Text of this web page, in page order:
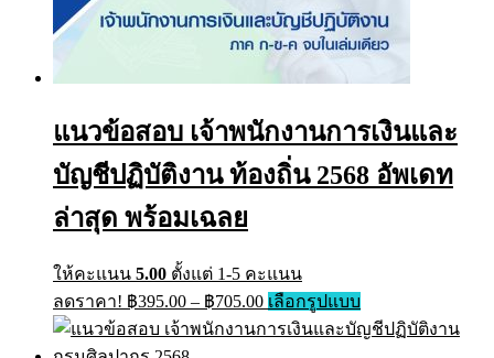
แนวข้อสอบ เจ้าพนักงานการเงินและ
บัญชีปฏิบัติงาน ท้องถิ่น 2568 อัพเดท
ล่าสุด พร้อมเฉลย
ให้คะแนน 5.00 ตั้งแต่ 1-5 คะแนน
ลดราคา! ฿395.00 – ฿705.00Price
range:
฿395.00
เลือกรูปแบบThis
product
has